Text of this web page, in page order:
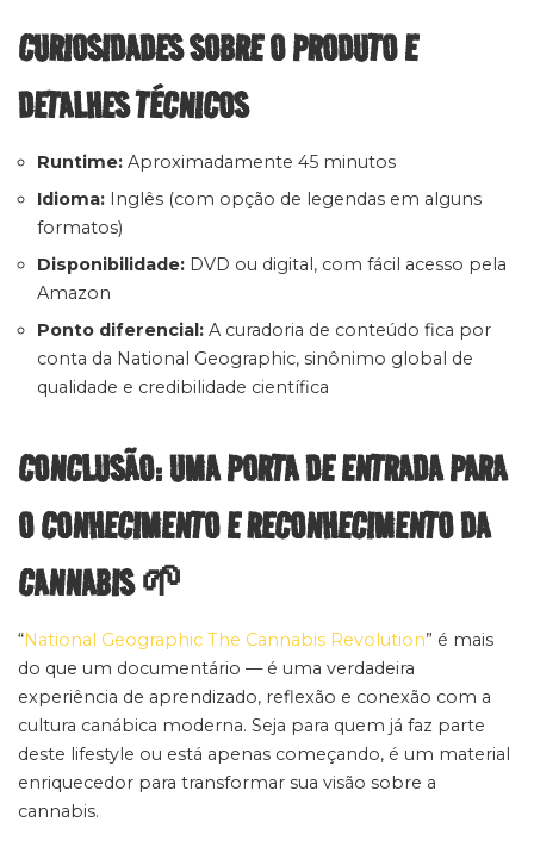
CURIOSIDADES SOBRE O PRODUTO E
DETALHES TÉCNICOS
Runtime: Aproximadamente 45 minutos
Idioma: Inglês (com opção de legendas em alguns
formatos)
Disponibilidade: DVD ou digital, com fácil acesso pela
Amazon
Ponto diferencial: A curadoria de conteúdo fica por
conta da National Geographic, sinônimo global de
qualidade e credibilidade científica
CONCLUSÃO: UMA PORTA DE ENTRADA PARA
O CONHECIMENTO E RECONHECIMENTO DA
CANNABIS 🌱
“National Geographic The Cannabis Revolution” é mais
do que um documentário — é uma verdadeira
experiência de aprendizado, reflexão e conexão com a
cultura canábica moderna. Seja para quem já faz parte
deste lifestyle ou está apenas começando, é um material
enriquecedor para transformar sua visão sobre a
cannabis.